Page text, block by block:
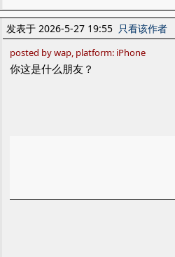
发表于 2026-5-27 19:55 只看该作者
posted by wap, platform: iPhone
你这是什么朋友？